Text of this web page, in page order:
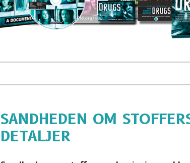
SANDHEDEN OM
DETALJER